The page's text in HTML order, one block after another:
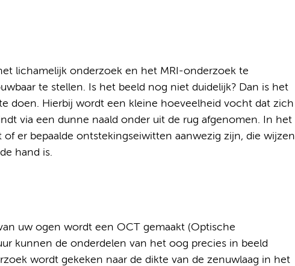
lichamelijk onderzoek en het MRI-onderzoek te
te stellen. Is het beeld nog niet duidelijk? Dan is het
doen. Hierbij wordt een kleine hoeveelheid vocht dat zich
via een dunne naald onder uit de rug afgenomen. In het
er bepaalde ontstekingseiwitten aanwezig zijn, die wijzen
hand is.
uw ogen wordt een OCT gemaakt (Optische
kunnen de onderdelen van het oog precies in beeld
wordt gekeken naar de dikte van de zenuwlaag in het